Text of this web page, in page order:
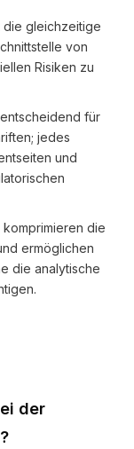
die gleichzeitige
von
Risiken zu
für
jedes
und
die
ermöglichen
die analytische
der